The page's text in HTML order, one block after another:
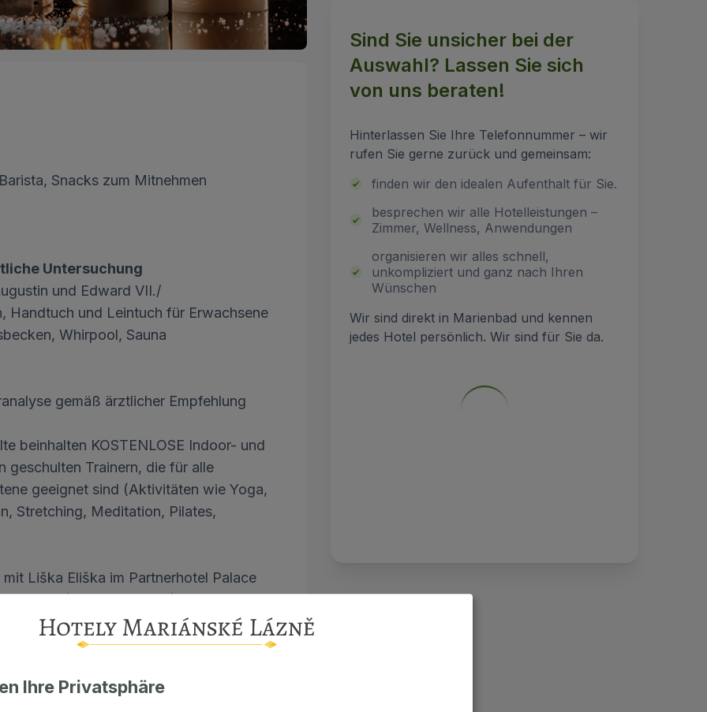
Snacks zum Mitnehmen
Untersuchung
und Edward VII./
Handtuch und Leintuch für Erwachsene
Whirpool, Sauna
gemäß ärztlicher Empfehlung
beinhalten KOSTENLOSE Indoor- und
Trainern, die für alle
geeignet sind (Aktivitäten wie Yoga,
Stretching, Meditation, Pilates,
Liška Eliška im Partnerhotel Palace
(Juli und August) täglich außer
findet die Animation nur während der
Sind Sie unsicher bei der
Auswahl? Lassen Sie sich
von uns beraten!
Hinterlassen Sie Ihre Telefonnummer – wir
rufen Sie gerne zurück und gemeinsam:
finden wir den idealen Aufenthalt für Sie.
besprechen wir alle Hotelleistungen –
Zimmer, Wellness, Anwendungen
organisieren wir alles schnell,
unkompliziert und ganz nach Ihren
Wünschen
Wir sind direkt in Marienbad und kennen
jedes Hotel persönlich. Wir sind für Sie da.
Ihre Privatsphäre